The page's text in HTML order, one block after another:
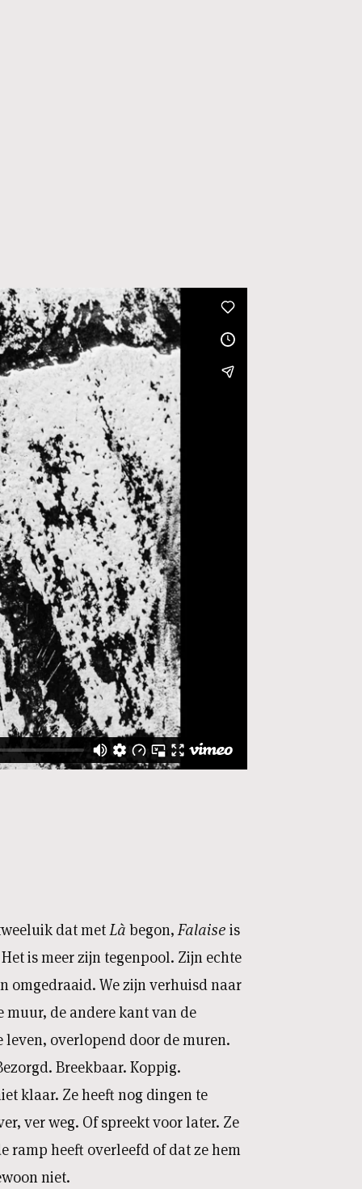
dat metLà begon,Falaise is
is meer zijn tegenpool. Zijn echte
omgedraaid. We zijn verhuisd naar
muur, de andere kant van de
overlopend door de muren.
Breekbaar. Koppig.
klaar. Ze heeft nog dingen te
ver weg. Of spreekt voor later. Ze
ramp heeft overleefd of dat ze hem
niet.